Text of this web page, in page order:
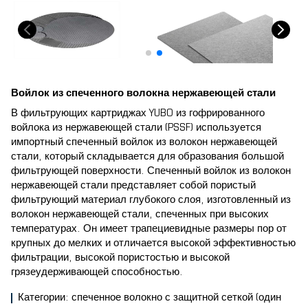
Войлок из спеченного волокна нержавеющей стали
В фильтрующих картриджах YUBO из гофрированного
войлока из нержавеющей стали (PSSF) используется
импортный спеченный войлок из волокон нержавеющей
стали, который складывается для образования большой
фильтрующей поверхности. Спеченный войлок из волокон
нержавеющей стали представляет собой пористый
фильтрующий материал глубокого слоя, изготовленный из
волокон нержавеющей стали, спеченных при высоких
температурах. Он имеет трапециевидные размеры пор от
крупных до мелких и отличается высокой эффективностью
фильтрации, высокой пористостью и высокой
грязеудерживающей способностью.
Категории: спеченное волокно с защитной сеткой (один